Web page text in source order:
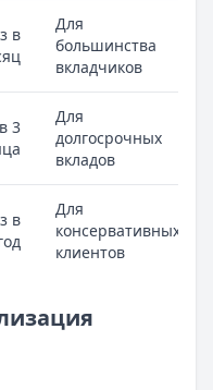
в
Для
большинства
вкладчиков
3
Для
долгосрочных
вкладов
в
Для
консервативных
клиентов